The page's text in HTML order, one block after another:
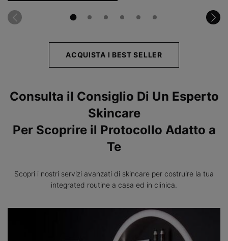
ACQUISTA I BEST SELLER
Consulta il Consiglio Di Un Esperto
Skincare
Per Scoprire il Protocollo Adatto a
Te
Scopri i nostri servizi avanzati di skincare per costruire la tua
integrated routine a casa ed in clinica.